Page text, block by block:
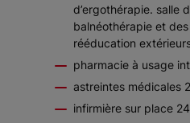
d’ergothérapie. salle
balnéothérapie et
rééducation
pharmacie à usage
astreintes médicales
infirmière sur place